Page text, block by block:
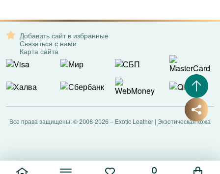
Добавить сайт в избранные
Связаться с нами
Карта сайта
Все права защищены. © 2008-2026 – Exotic Leather | Экзотическая кожа